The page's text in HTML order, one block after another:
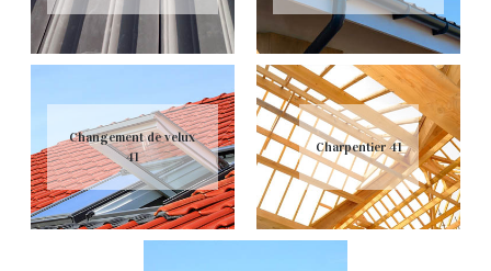
Changement de velux
41
Charpentier 41